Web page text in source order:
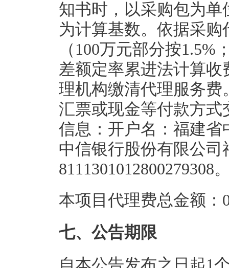
知书时，以采购包为
为计算基数。依据采
（100万元部分按1.5%
差额定率累进法计算
理机构缴清代理服务
汇票或现金等付款方
信息：开户名：福建
中信银行股份有限公司
8111301012800279308
本项目代理费总金额：
七、公告期限